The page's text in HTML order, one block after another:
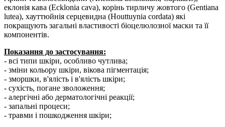
еклонія кава (Еcklonia cava), корінь тирличу жовтого (Gentiana
lutea), хауттюйнія серцевидна (Houttuynia cordata) які
покращують загальні властивості біоцелюлозної маски та її
компонентів.
Показання до застосування:
- всі типи шкіри, особливо чутлива;
- зміни кольору шкіри, вікова пігментація;
- зморшки, в'ялість і в'ялість шкіри;
- сухість, погане зволоження;
- алергічні або дерматологічні реакції;
- запальні процеси;
- травми і пошкодження шкіри;